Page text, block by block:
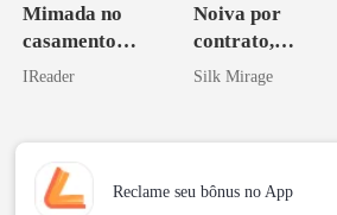
Mimada no
casamento
relâmpago com
IReader
Noiva por
contrato,
obsessão eterna
Silk Mirage
Reclame seu bônus no App